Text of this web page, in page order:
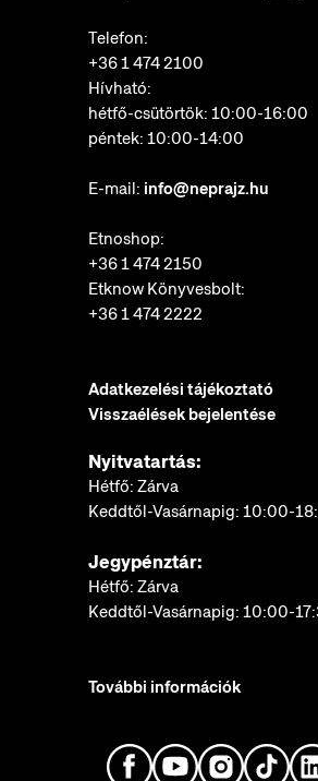
Telefon:
+36 1 474 2100
Hívható:
hétfő-csütörtök: 10:00-16:00
péntek: 10:00-14:00
E-mail: info@neprajz.hu
Etnoshop:
+36 1 474 2150
Etknow Könyvesbolt:
+36 1 474 2222
Adatkezelési tájékoztató
Visszaélések bejelentése
Nyitvatartás:
Hétfő: Zárva
Keddtől-Vasárnapig: 10:00-
Jegypénztár:
Hétfő: Zárva
Keddtől-Vasárnapig: 10:00-
További információk